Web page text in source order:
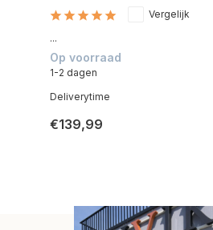
Vergelijk
...
Op voorraad
1-2 dagen
Deliverytime
€139,99